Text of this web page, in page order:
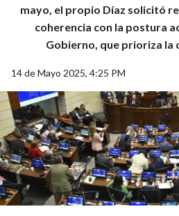
mayo, el propio Díaz solicitó
coherencia con la postura
Gobierno, que prioriza la
14 de Mayo 2025, 4:25 PM